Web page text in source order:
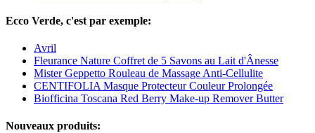
Ecco Verde, c'est par exemple:
Avril
Fleurance Nature Coffret de 5 Savons au Lait d'Ânesse
Mister Geppetto Rouleau de Massage Anti-Cellulite
CENTIFOLIA Masque Protecteur Couleur Prolongée
Biofficina Toscana Red Berry Make-up Remover Butter
Nouveaux produits: